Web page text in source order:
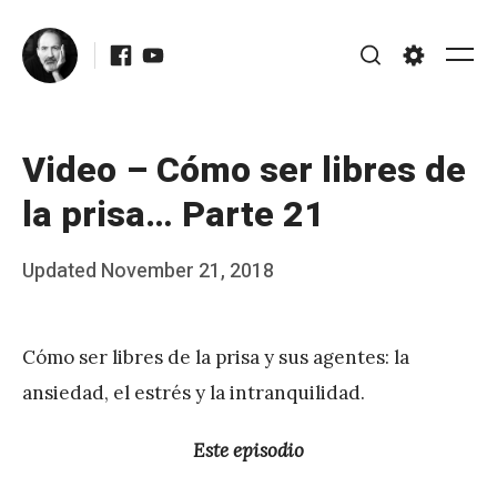
content
Facebook
Youtube
Video – Cómo ser libres de
la prisa… Parte 21
Posted
Updated November 21, 2018
b
J
A
Cómo ser libres de la prisa y sus agentes: la
ansiedad, el estrés y la intranquilidad.
Este episodio